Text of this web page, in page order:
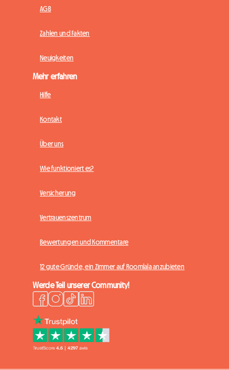
AGB
Zahlen und Fakten
Neuigkeiten
Mehr erfahren
Hilfe
Kontakt
Über uns
Wie funktioniert es?
Versicherung
Vertrauenszentrum
Bewertungen und Kommentare
12 gute Gründe, ein Zimmer auf Roomlala anzubieten
Werde Teil unserer Community!